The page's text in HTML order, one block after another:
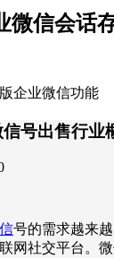
微信会话
企业微信功能
号出售行业
号的需求越来
网社交平台。